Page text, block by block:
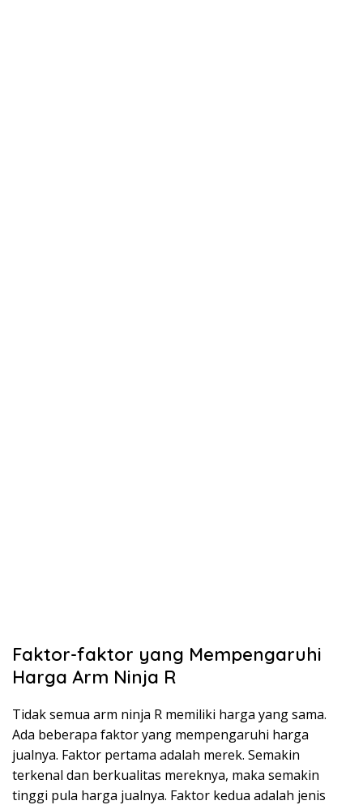
Faktor-faktor yang Mempengaruhi
Harga Arm Ninja R
Tidak semua arm ninja R memiliki harga yang sama.
Ada beberapa faktor yang mempengaruhi harga
jualnya. Faktor pertama adalah merek. Semakin
terkenal dan berkualitas mereknya, maka semakin
tinggi pula harga jualnya. Faktor kedua adalah jenis